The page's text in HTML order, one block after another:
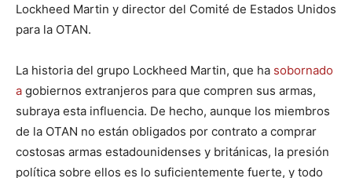
Lockheed Martin y director del Comité de Estados Unidos
para la OTAN.
La historia del grupo Lockheed Martin, que ha sobornado
a gobiernos extranjeros para que compren sus armas,
subraya esta influencia. De hecho, aunque los miembros
de la OTAN no están obligados por contrato a comprar
costosas armas estadounidenses y británicas, la presión
política sobre ellos es lo suficientemente fuerte, y todo